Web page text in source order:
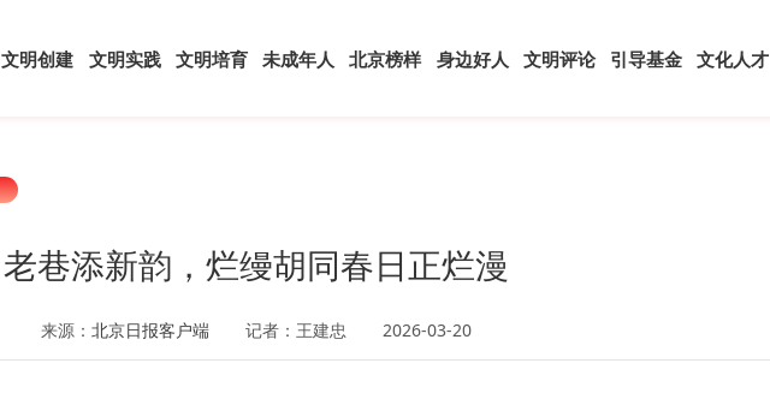
文明创建 文明实践 文明培育 未成年人 北京榜样 身边好人 文明评论 引导基金 文化人才
老巷添新韵，烂缦胡同春日正烂漫
来源： 北京日报客户端 记者：王建忠 2026-03-20